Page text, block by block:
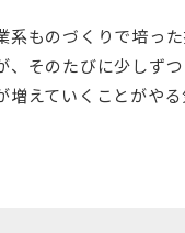
系ものづくりで培っ
、そのたびに少しず
増えていくことがや